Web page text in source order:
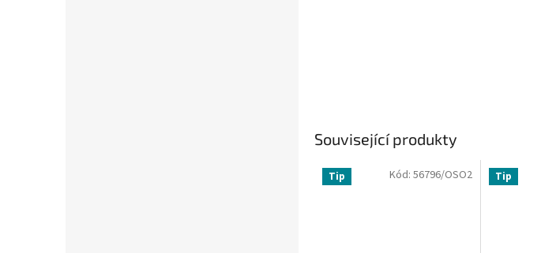
Související produkty
Tip Kód: 56796/OSO2 Tip